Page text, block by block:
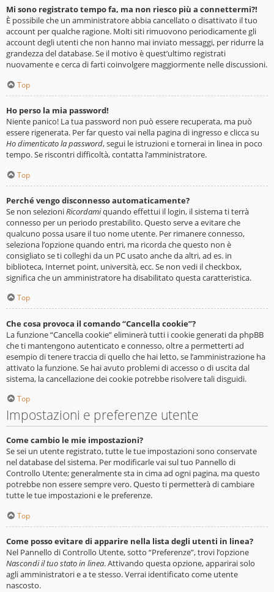
Mi sono registrato tempo fa, ma non riesco più a connettermi?!
È possibile che un amministratore abbia cancellato o disattivato il tuo
account per qualche ragione. Molti siti rimuovono periodicamente gli
account degli utenti che non hanno mai inviato messaggi, per ridurre la
grandezza del database. Se il motivo è quest’ultimo registrati
nuovamente e cerca di farti coinvolgere maggiormente nelle discussioni.
Top
Ho perso la mia password!
Niente panico! La tua password non può essere recuperata, ma può
essere rigenerata. Per far questo vai nella pagina di ingresso e clicca su
Ho dimenticato la password, segui le istruzioni e tornerai in linea in poco
tempo. Se riscontri difficoltà, contatta l’amministratore.
Top
Perché vengo disconnesso automaticamente?
Se non selezioniRicordamiquando effettui il login, il sistema ti terrà
connesso per un periodo prestabilito. Questo serve a evitare che
qualcuno possa usare il tuo nome utente. Per rimanere connesso,
seleziona l’opzione quando entri, ma ricorda che questo non è
consigliato se ti colleghi da un PC usato anche da altri, ad es. in
biblioteca, Internet point, università, ecc. Se non vedi il checkbox,
significa che un amministratore ha disabilitato questa caratteristica.
Top
Che cosa provoca il comando “Cancella cookie”?
La funzione “Cancella cookie” eliminerà tutti i cookie generati da phpBB
che ti mantengono autenticato e connesso, oltre a permetterti ad
esempio di tenere traccia di quello che hai letto, se l’amministrazione ha
attivato la funzione. Se hai avuto problemi di accesso o di uscita dal
sistema, la cancellazione dei cookie potrebbe risolvere tali disguidi.
Top
Impostazioni e preferenze utente
Come cambio le mie impostazioni?
Se sei un utente registrato, tutte le tue impostazioni sono conservate
nel database del sistema. Per modificarle vai sul tuo Pannello di
Controllo Utente; generalmente sta in cima ad ogni pagina, ma questo
potrebbe non essere sempre vero. Questo ti permetterà di cambiare
tutte le tue impostazioni e le preferenze.
Top
Come posso evitare di apparire nella lista degli utenti in linea?
Nel Pannello di Controllo Utente, sotto “Preferenze”, trovi l’opzione
Nascondi il tuo stato in linea. Attivando questa opzione, apparirai solo
agli amministratori e a te stesso. Verrai identificato come utente
nascosto.